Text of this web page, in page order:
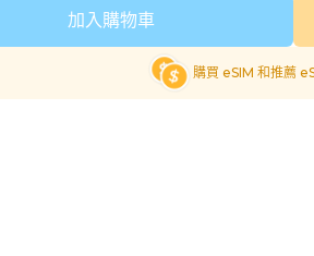
多米尼克
愛沙尼亞
探索所有目的地
加入購物車
購買 eSIM 和推薦